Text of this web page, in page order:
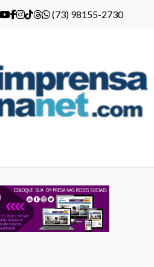
(73) 98155-2730